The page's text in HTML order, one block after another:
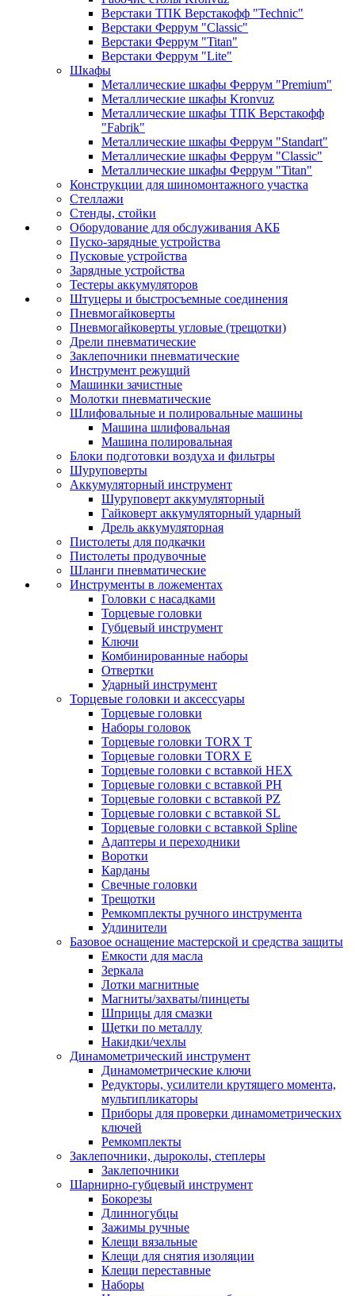
Верстаки ТПК Верстакофф "Technic"
Верстаки Феррум "Classic"
Верстаки Феррум "Titan"
Верстаки Феррум "Lite"
Шкафы
Металлические шкафы Феррум "Premium"
Металлические шкафы Kronvuz
Металлические шкафы ТПК Верстакофф
"Fabrik"
Металлические шкафы Феррум "Standart"
Металлические шкафы Феррум "Classic"
Металлические шкафы Феррум "Titan"
Конструкции для шиномонтажного участка
Стеллажи
Стенды, стойки
Оборудование для обслуживания АКБ
Пуско-зарядные устройства
Пусковые устройства
Зарядные устройства
Тестеры аккумуляторов
Штуцеры и быстросъемные соединения
Пневмогайковерты
Пневмогайковерты угловые (трещотки)
Дрели пневматические
Заклепочники пневматические
Инструмент режущий
Машинки зачистные
Молотки пневматические
Шлифовальные и полировальные машины
Машина шлифовальная
Машина полировальная
Блоки подготовки воздуха и фильтры
Шуруповерты
Аккумуляторный инструмент
Шуруповерт аккумуляторный
Гайковерт аккумуляторный ударный
Дрель аккумуляторная
Пистолеты для подкачки
Пистолеты продувочные
Шланги пневматические
Инструменты в ложементах
Головки с насадками
Торцевые головки
Губцевый инструмент
Ключи
Комбинированные наборы
Отвертки
Ударный инструмент
Торцевые головки и аксессуары
Торцевые головки
Наборы головок
Торцевые головки TORX T
Торцевые головки TORX Е
Торцевые головки с вставкой HEX
Торцевые головки с вставкой PH
Торцевые головки с вставкой PZ
Торцевые головки с вставкой SL
Торцевые головки с вставкой Spline
Адаптеры и переходники
Воротки
Карданы
Свечные головки
Трещотки
Ремкомплекты ручного инструмента
Удлинители
Базовое оснащение мастерской и средства защиты
Емкости для масла
Зеркала
Лотки магнитные
Магниты/захваты/пинцеты
Шприцы для смазки
Щетки по металлу
Накидки/чехлы
Динамометрический инструмент
Динамометрические ключи
Редукторы, усилители крутящего момента,
мультипликаторы
Приборы для проверки динамометрических
ключей
Ремкомплекты
Заклепочники, дыроколы, степлеры
Заклепочники
Шарнирно-губцевый инструмент
Бокорезы
Длинногубцы
Зажимы ручные
Клещи вязальные
Клещи для снятия изоляции
Клещи переставные
Наборы